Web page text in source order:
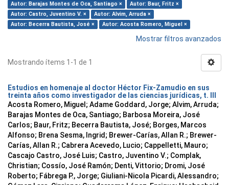
Autor: Barajas Montes de Oca, Santiago ×
Autor: Baur, Fritz ×
Autor: Castro, Juventino V. ×
Autor: Alvim, Arruda ×
Autor: Becerra Bautista, José ×
Autor: Acosta Romero, Miguel ×
Mostrar filtros avanzados
Mostrando ítems 1-1 de 1
Estudios en homenaje al doctor Héctor Fix-Zamudio en sus
treinta años como investigador de las ciencias jurídicas, t. III
Acosta Romero, Miguel; Adame Goddard, Jorge; Alvim, Arruda;
Barajas Montes de Oca, Santiago; Barbosa Moreira, José
Carlos; Baur, Fritz; Becerra Bautista, José; Borges, Marcos
Alfonso; Brena Sesma, Ingrid; Brewer-Carías, Allan R.; Brewer-
Carías, Allan R.; Cabrera Acevedo, Lucio; Cappelletti, Mauro;
Cascajo Castro, José Luis; Castro, Juventino V.; Complak,
Christian; Cossío, José Ramón; Denti, Vittorio; Dromi, José
Roberto; Fábrega P., Jorge; Giuliani-Nicola Picardi, Alessandro;